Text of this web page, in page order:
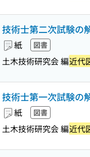
技術士第二次試験の
紙 図書
土木技術研究会 編近代
技術士第一次試験の
紙 図書
土木技術研究会 編近代